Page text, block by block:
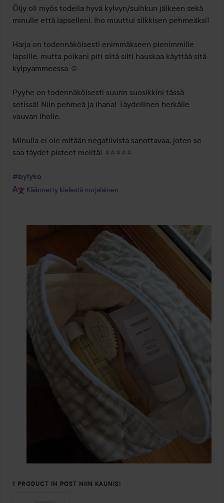
Öljy oli myös todella hyvä kylvyn/suihkun jälkeen sekä
minulle että lapselleni. Iho muuttui silkkisen pehmeäksi!
Harja on todennäköisesti enimmäkseen pienimmille
lapsille, mutta poikani piti siitä silti hauskaa käyttää sitä
kylpyammeessa ☺️
Pyyhe on todennäköisesti suurin suosikkini tässä
setissä! Niin pehmeä ja ihana! Täydellinen herkälle
vauvan iholle.
Minulla ei ole mitään negatiivista sanottavaa, joten se
saa täydet pisteet meiltä! ⭐️⭐️⭐️⭐️⭐️
#bylyko
Käännetty kielestä norjalainen
1 PRODUCT IN POST NIIN KAUNIS!